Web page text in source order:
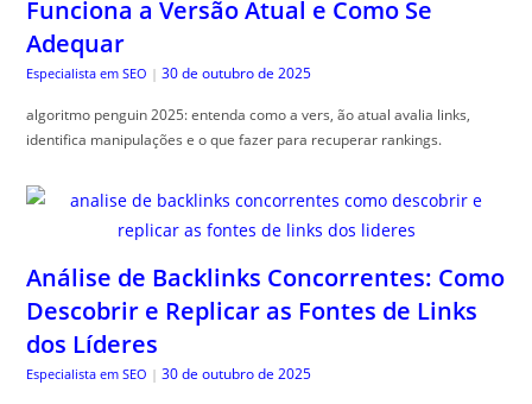
Funciona a Versão Atual e Como Se
Adequar
Especialista em SEO | 30 de outubro de 2025
algoritmo penguin 2025: entenda como a vers, ão atual avalia links,
identifica manipulações e o que fazer para recuperar rankings.
Análise de Backlinks Concorrentes: Como
Descobrir e Replicar as Fontes de Links
dos Líderes
Especialista em SEO | 30 de outubro de 2025